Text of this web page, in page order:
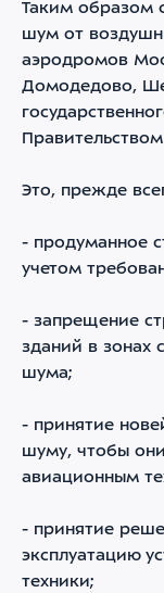
Таким образом
шум от
аэродромов
Домодедово,
Это, прежде
- продуманное
учетом
- запрещение
зданий в зонах
шума;
- принятие
шуму, чтобы
авиационным
- принятие
эксплуатацию
техники;